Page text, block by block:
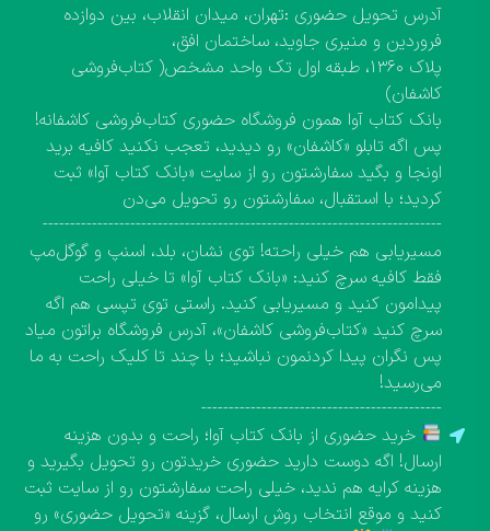
آدرس تحویل حضوری :تهران، میدان انقلاب، بین دوازده
فروردین و منیری جاوید، ساختمان افق،
پلاک ۱۳۶۰، طبقه اول تک واحد مشخص( کتاب‌فروشی
کاشفان)
بانک کتاب آوا همون فروشگاه حضوری کتاب‌فروشی کاشفانه!
پس اگه تابلو «کاشفان» رو دیدید، تعجب نکنید کافیه برید
اونجا و بگید سفارشتون رو از سایت «بانک کتاب آوا» ثبت
کردید؛ با استقبال، سفارشتون رو تحویل می‌دن
-------------------------------------------------------------------------
مسیریابی هم خیلی راحته! توی نشان، بلد، اسنپ و گوگل‌مپ
فقط کافیه سرچ کنید: «بانک کتاب آوا» تا خیلی راحت
پیدامون کنید و مسیریابی کنید. راستی توی تپسی هم اگه
سرچ کنید «کتاب‌فروشی کاشفان»، آدرس فروشگاه براتون میاد
پس نگران پیدا کردنمون نباشید؛ با چند تا کلیک راحت به ما
می‌رسید!
--------------------------------------------
خرید حضوری از بانک کتاب آوا؛ راحت و بدون هزینه
ارسال! اگه دوست دارید حضوری خریدتون رو تحویل بگیرید و
هزینه کرایه هم ندید، خیلی راحت سفارشتون رو از سایت ثبت
کنید و موقع انتخاب روش ارسال، گزینه «تحویل حضوری» رو